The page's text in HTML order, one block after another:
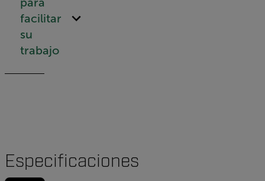
facilitar
su
trabajo
Especificaciones